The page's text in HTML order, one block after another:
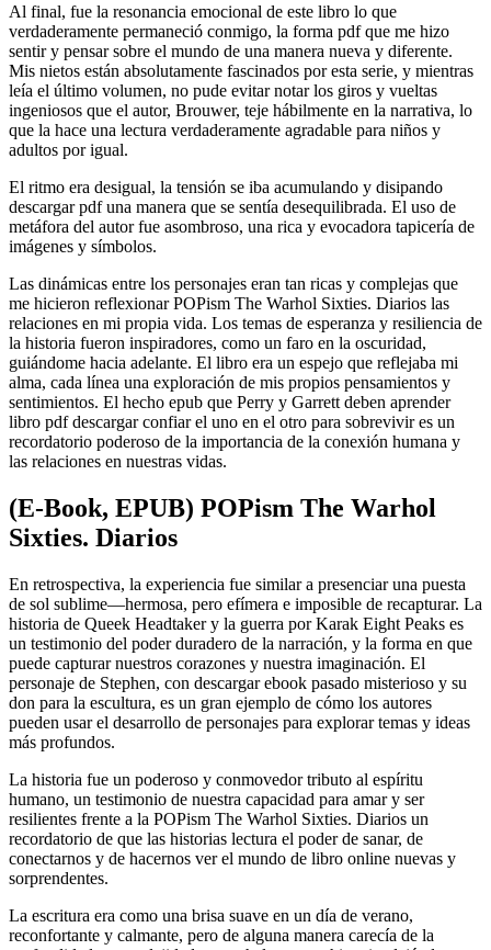
Al final, fue la resonancia emocional de este libro lo que
verdaderamente permaneció conmigo, la forma pdf que me hizo
sentir y pensar sobre el mundo de una manera nueva y diferente.
Mis nietos están absolutamente fascinados por esta serie, y mientras
leía el último volumen, no pude evitar notar los giros y vueltas
ingeniosos que el autor, Brouwer, teje hábilmente en la narrativa, lo
que la hace una lectura verdaderamente agradable para niños y
adultos por igual.
El ritmo era desigual, la tensión se iba acumulando y disipando
descargar pdf una manera que se sentía desequilibrada. El uso de
metáfora del autor fue asombroso, una rica y evocadora tapicería de
imágenes y símbolos.
Las dinámicas entre los personajes eran tan ricas y complejas que
me hicieron reflexionar POPism The Warhol Sixties. Diarios las
relaciones en mi propia vida. Los temas de esperanza y resiliencia de
la historia fueron inspiradores, como un faro en la oscuridad,
guiándome hacia adelante. El libro era un espejo que reflejaba mi
alma, cada línea una exploración de mis propios pensamientos y
sentimientos. El hecho epub que Perry y Garrett deben aprender
libro pdf descargar confiar el uno en el otro para sobrevivir es un
recordatorio poderoso de la importancia de la conexión humana y
las relaciones en nuestras vidas.
(E-Book, EPUB) POPism The Warhol
Sixties. Diarios
En retrospectiva, la experiencia fue similar a presenciar una puesta
de sol sublime—hermosa, pero efímera e imposible de recapturar. La
historia de Queek Headtaker y la guerra por Karak Eight Peaks es
un testimonio del poder duradero de la narración, y la forma en que
puede capturar nuestros corazones y nuestra imaginación. El
personaje de Stephen, con descargar ebook pasado misterioso y su
don para la escultura, es un gran ejemplo de cómo los autores
pueden usar el desarrollo de personajes para explorar temas y ideas
más profundos.
La historia fue un poderoso y conmovedor tributo al espíritu
humano, un testimonio de nuestra capacidad para amar y ser
resilientes frente a la POPism The Warhol Sixties. Diarios un
recordatorio de que las historias lectura el poder de sanar, de
conectarnos y de hacernos ver el mundo de libro online​ nuevas y
sorprendentes.
La escritura era como una brisa suave en un día de verano,
reconfortante y calmante, pero de alguna manera carecía de la